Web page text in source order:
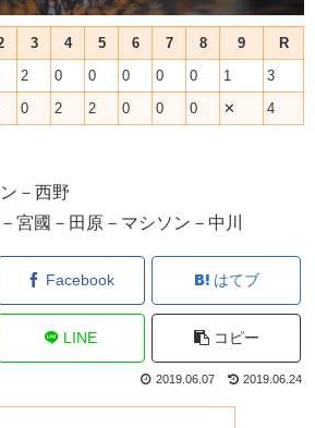
3 4 5 6 7 8 9
R
2 0 0 0 0 0 1
3
0 2 2 0 0 0 ✕ 4
－西野
宮國－田原－マシソン－中川
Facebook はてブ
LINE コピー
2019.06.07 2019.06.24